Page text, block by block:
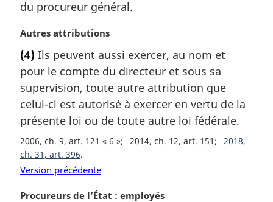
g
n
a
e
:
du procureur général.
N
t
e
m
a
g
i
n
a
e
Autres attributions
(4) Ils peuvent aussi exercer, au nom et
pour le compte du directeur et sous sa
supervision, toute autre attribution que
celui-ci est autorisé à exercer en vertu de la
présente loi ou de toute autre loi fédérale.
2006, ch. 9, art. 121 « 6 » 2014, ch. 12, art. 151
2018,
ch. 31, art. 396
Version précédente
N
Procureurs de l’État : employés